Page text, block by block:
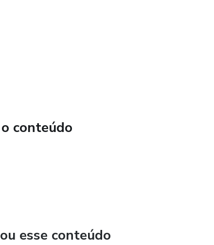
conteúdo
esse conteúdo